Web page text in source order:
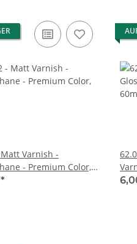
Varnish -
- Premium Color,
*